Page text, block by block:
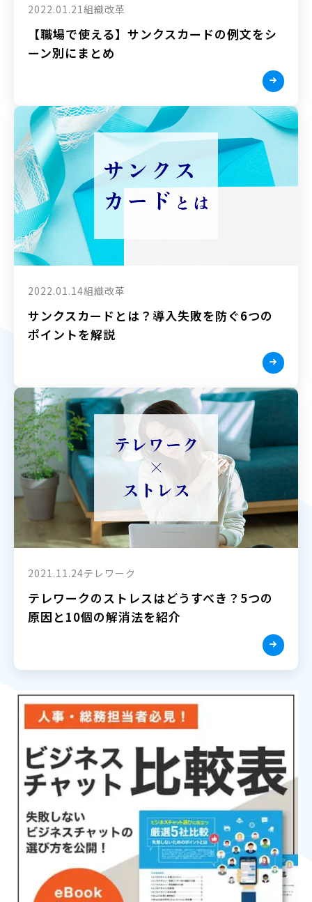
2022.01.21 組織改革
【職場で使える】サンクスカードの例文をシ
ーン別にまとめ
2022.01.14組織改革
サンクスカードとは？導入失敗を防ぐ6つの
ポイントを解説
2021.11.24テレワーク
テレワークのストレスはどうすべき？5つの
原因と10個の解消法を紹介